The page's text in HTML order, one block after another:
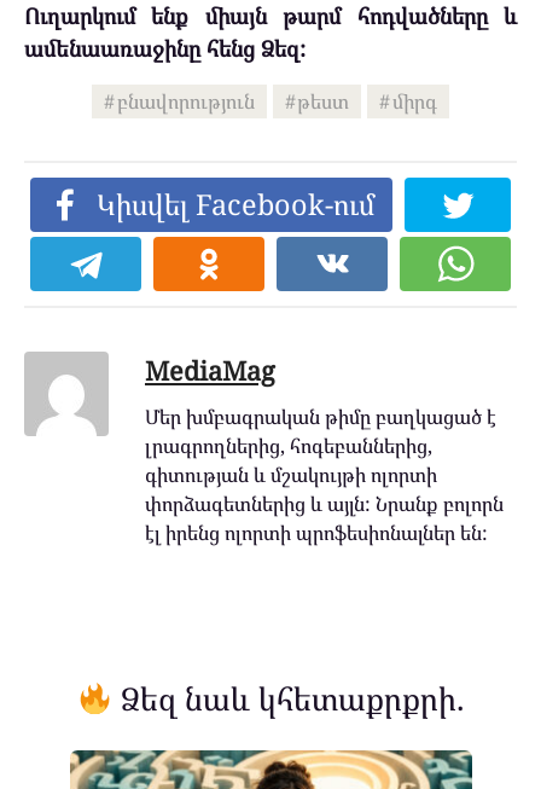
Ուղարկում ենք միայն թարմ հոդվածները և
ամենաառաջինը հենց Ձեզ:
բնավորություն թեստ միրգ
Կիսվել Facebook-ում
MediaMag
Մեր խմբագրական թիմը բաղկացած է
լրագրողներից, հոգեբաններից,
գիտության և մշակույթի ոլորտի
փորձագետներից և այլն: Նրանք բոլորն
էլ իրենց ոլորտի պրոֆեսիոնալներ են:
Ձեզ նաև կհետաքրքրի.